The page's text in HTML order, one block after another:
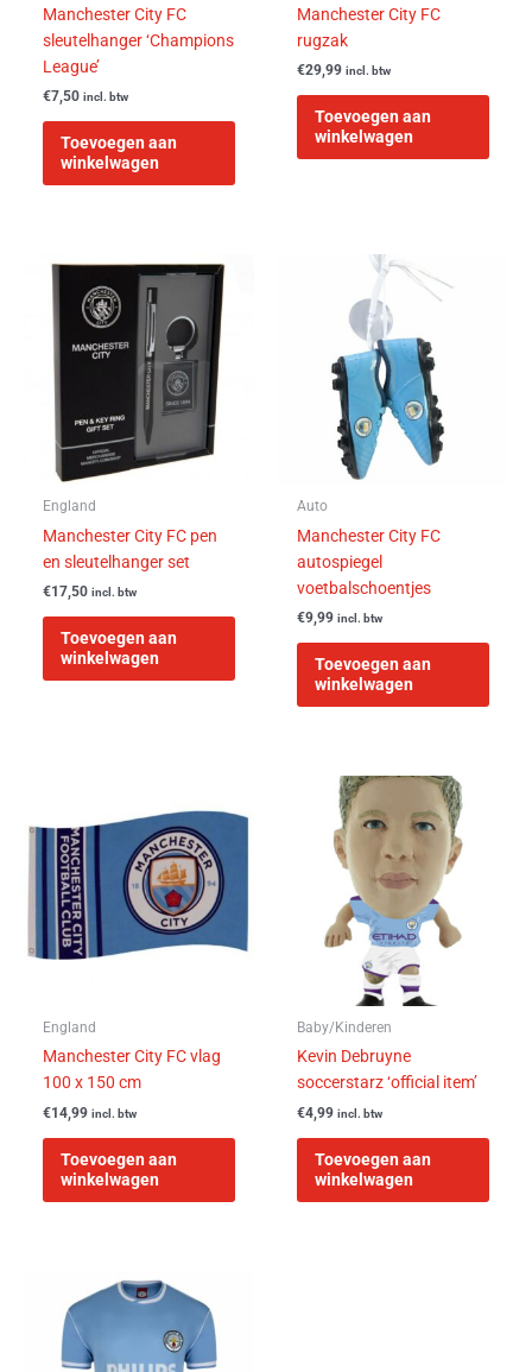
Manchester City FC
sleutelhanger ‘Champions
League’
€7,50 incl. btw
Toevoegen aan
winkelwagen
Manchester City FC
rugzak
€29,99 incl. btw
Toevoegen aan
winkelwagen
England
Manchester City FC pen
en sleutelhanger set
€17,50 incl. btw
Toevoegen aan
winkelwagen
Auto
Manchester City FC
autospiegel
voetbalschoentjes
€9,99 incl. btw
Toevoegen aan
winkelwagen
England
Manchester City FC vlag
100 x 150 cm
€14,99 incl. btw
Toevoegen aan
winkelwagen
Baby/Kinderen
Kevin Debruyne
soccerstarz ‘official item’
€4,99 incl. btw
Toevoegen aan
winkelwagen
product
heeft
meerdere